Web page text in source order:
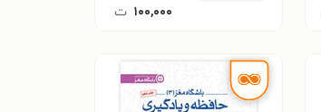
۱۰۰,۰۰۰ ت